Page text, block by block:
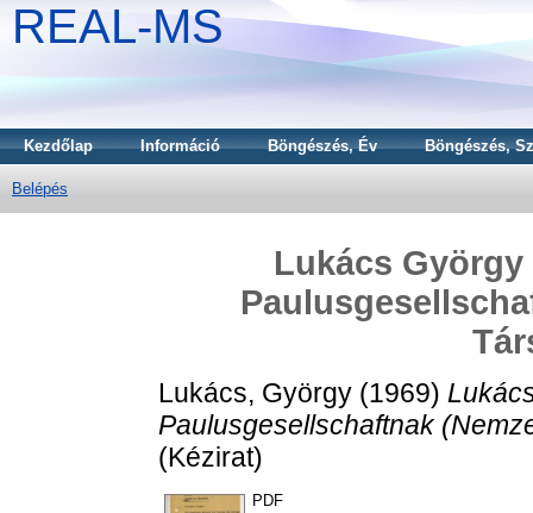
REAL-MS
Kezdőlap Információ Böngészés, Év Böngészés,
Belépés
Lukács
Lukács, György (1969)
Paulusgesellschaftnak
(Kézirat)
PDF